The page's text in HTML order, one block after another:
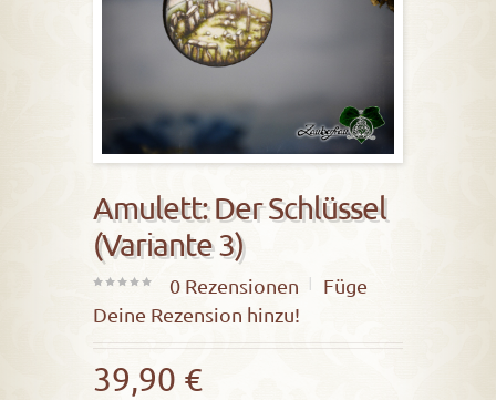
Amulett: Der Schlüssel
(Variante 3)
out
5
0 Rezensionen
Füge
Deine Rezension hinzu!
39,90 €